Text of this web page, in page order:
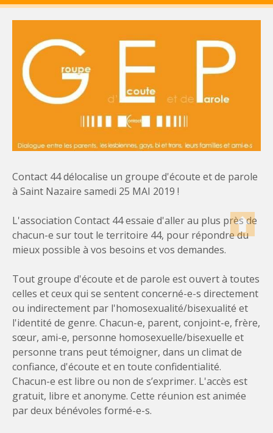
Contact 44 délocalise un groupe d'écoute et de parole
à Saint Nazaire samedi 25 MAI 2019 !
L'association Contact 44 essaie d'aller au plus près de
chacun-e sur tout le territoire 44, pour répondre du
mieux possible à vos besoins et vos demandes.
Tout groupe d'écoute et de parole est ouvert à toutes
celles et ceux qui se sentent concerné-e-s directement
ou indirectement par l'homosexualité/bisexualité et
l'identité de genre. Chacun-e, parent, conjoint-e, frère,
sœur, ami-e, personne homosexuelle/bisexuelle et
personne trans peut témoigner, dans un climat de
confiance, d'écoute et en toute confidentialité.
Chacun-e est libre ou non de s’exprimer. L'accès est
gratuit, libre et anonyme. Cette réunion est animée
par deux bénévoles formé-e-s.